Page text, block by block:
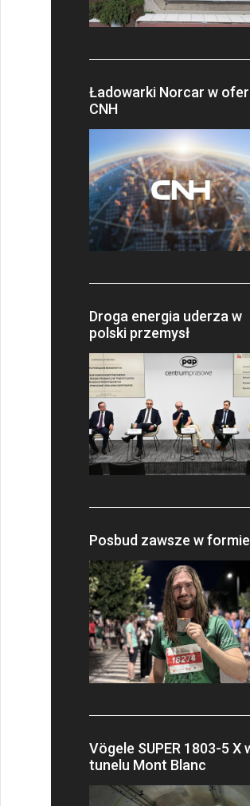
Ładowarki Norcar w
CNH
Droga energia uderza w
polski przemysł
Posbud zawsze w
Vögele SUPER 1803-5 X
tunelu Mont Blanc